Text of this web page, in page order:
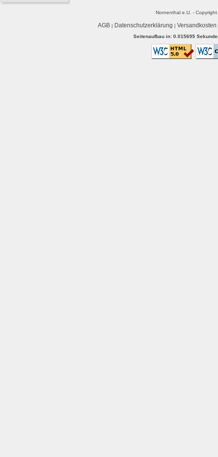
Nornenthal e.U. -
AGB| Datenschutzerklärung | Versandkosten
Seitenaufbau in: 0.015695